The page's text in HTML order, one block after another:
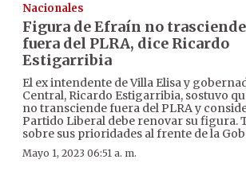
Nacionales
Figura de Efraín no trasciende
fuera del PLRA, dice Ricardo
Estigarribia
El ex intendente de Villa Elisa y
Central, Ricardo Estigarribia, sostuvo
no transciende fuera del PLRA y
Partido Liberal debe renovar su figura.
sobre sus prioridades al frente de la
Mayo 1, 2023 06:51 a. m.